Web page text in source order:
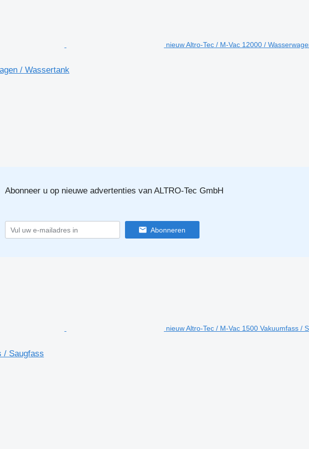
nieuw Altro-Tec / M-Vac 12000 /
/ Wassertank
Abonneer u op nieuwe advertenties van ALTRO-Tec GmbH
Abonneren
nieuw Altro-Tec / M-Vac 1500 Vakuumfass /
/ Saugfass